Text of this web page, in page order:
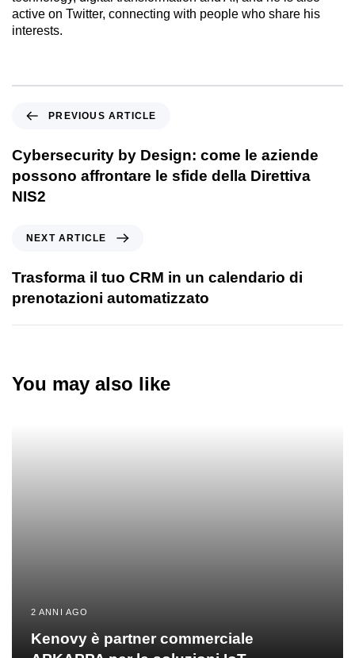
active on Twitter, connecting with people who share his
interests.
PREVIOUS ARTICLE
Cybersecurity by Design: come le aziende
possono affrontare le sfide della Direttiva
NIS2
NEXT ARTICLE
Trasforma il tuo CRM in un calendario di
prenotazioni automatizzato
You may also like
2 ANNI AGO
Kenovy è partner commerciale